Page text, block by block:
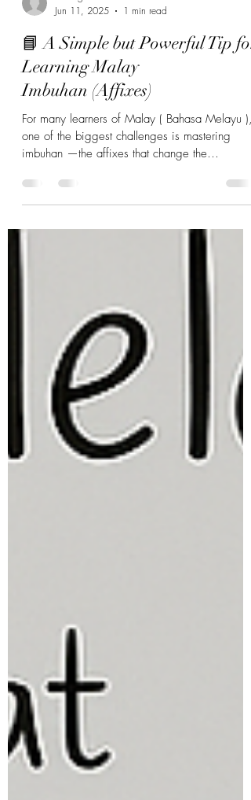
vkhong
Jun 11, 2025
1 min read
📘 A Simple but Powerful Tip for
Learning Malay
Imbuhan (Affixes)
For many learners of Malay ( Bahasa Melayu ),
one of the biggest challenges is mastering